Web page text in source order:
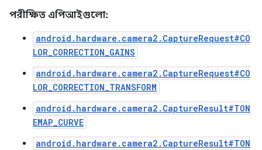
পরীক্ষিত এপিআইগুলো:
android.hardware.camera2.CaptureRequest#CO
LOR_CORRECTION_GAINS
android.hardware.camera2.CaptureRequest#CO
LOR_CORRECTION_TRANSFORM
android.hardware.camera2.CaptureResult#TON
EMAP_CURVE
android.hardware.camera2.CaptureResult#TON